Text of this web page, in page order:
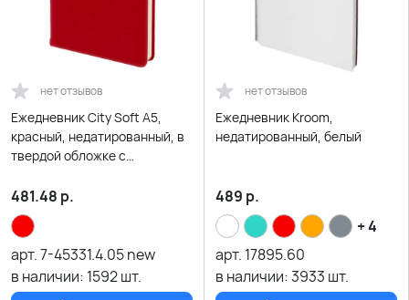
нет отзывов
Ежедневник City Soft А5,
красный, недатированный, в
твердой обложке с
481.48 р.
арт.7-45331.4.05 new
в наличии: 1592шт.
нет отзывов
Ежедневник Kroom,
недатированный, белый
489 р.
+ 4
арт. 17895.60
в наличии:3933 шт.